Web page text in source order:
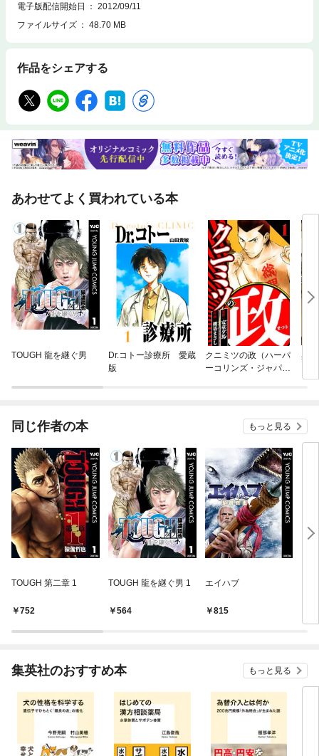
電子版配信開始日
2012/09/11
ファイルサイズ
48.70 MB
作品をシェアする
あわせてよく買われている本
TOUGH 龍を継ぐ男
Dr.コトー診療所 愛蔵
版
クニミツの政（ハーパ
ーコリンズ・ジャパン
異
同じ作者の本 もっと見る
TOUGH 第二章 1
752
TOUGH 龍を継ぐ男 1
564
エイハブ
815
集英社のおすすめ本 もっと見る